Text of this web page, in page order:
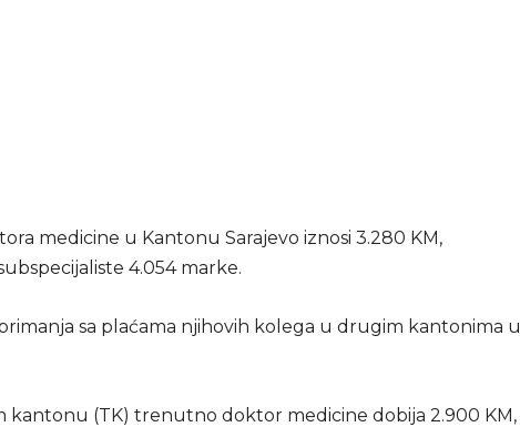
medicine u Kantonu Sarajevo iznosi 3.280 KM,
4.054 marke.
sa plaćama njihovih kolega u drugim kantonima u
kantonu (TK) trenutno doktor medicine dobija 2.900 KM,